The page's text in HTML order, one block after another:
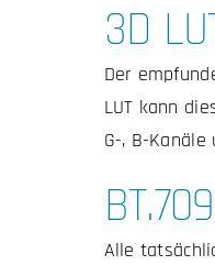
3D
Der
LUT kann
G-, B-
Alle